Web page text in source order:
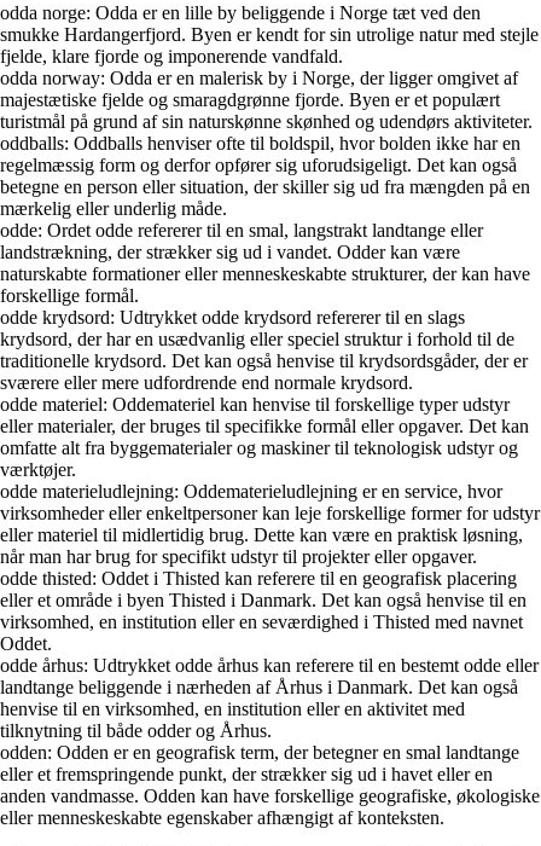
odda norge: Odda er en lille by beliggende i Norge tæt ved den
smukke Hardangerfjord. Byen er kendt for sin utrolige natur med stejle
fjelde, klare fjorde og imponerende vandfald.
odda norway: Odda er en malerisk by i Norge, der ligger omgivet af
majestætiske fjelde og smaragdgrønne fjorde. Byen er et populært
turistmål på grund af sin naturskønne skønhed og udendørs aktiviteter.
oddballs: Oddballs henviser ofte til boldspil, hvor bolden ikke har en
regelmæssig form og derfor opfører sig uforudsigeligt. Det kan også
betegne en person eller situation, der skiller sig ud fra mængden på en
mærkelig eller underlig måde.
odde: Ordet odde refererer til en smal, langstrakt landtange eller
landstrækning, der strækker sig ud i vandet. Odder kan være
naturskabte formationer eller menneskeskabte strukturer, der kan have
forskellige formål.
odde krydsord: Udtrykket odde krydsord refererer til en slags
krydsord, der har en usædvanlig eller speciel struktur i forhold til de
traditionelle krydsord. Det kan også henvise til krydsordsgåder, der er
sværere eller mere udfordrende end normale krydsord.
odde materiel: Oddemateriel kan henvise til forskellige typer udstyr
eller materialer, der bruges til specifikke formål eller opgaver. Det kan
omfatte alt fra byggematerialer og maskiner til teknologisk udstyr og
værktøjer.
odde materieludlejning: Oddematerieludlejning er en service, hvor
virksomheder eller enkeltpersoner kan leje forskellige former for udstyr
eller materiel til midlertidig brug. Dette kan være en praktisk løsning,
når man har brug for specifikt udstyr til projekter eller opgaver.
odde thisted: Oddet i Thisted kan referere til en geografisk placering
eller et område i byen Thisted i Danmark. Det kan også henvise til en
virksomhed, en institution eller en seværdighed i Thisted med navnet
Oddet.
odde århus: Udtrykket odde århus kan referere til en bestemt odde eller
landtange beliggende i nærheden af Århus i Danmark. Det kan også
henvise til en virksomhed, en institution eller en aktivitet med
tilknytning til både odder og Århus.
odden: Odden er en geografisk term, der betegner en smal landtange
eller et fremspringende punkt, der strækker sig ud i havet eller en
anden vandmasse. Odden kan have forskellige geografiske, økologiske
eller menneskeskabte egenskaber afhængigt af konteksten.